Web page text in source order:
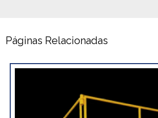
Páginas Relacionadas